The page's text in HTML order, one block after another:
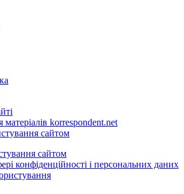
korrespondent.net
сайтом
сайтом
конфіденційності і персональних даних